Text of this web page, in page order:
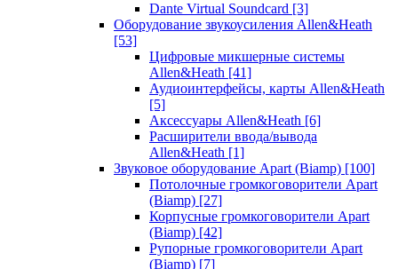
Dante Virtual Soundcard [3]
Оборудование звукоусиления Allen&Heath
[53]
Цифровые микшерные системы
Allen&Heath [41]
Аудиоинтерфейсы, карты Allen&Heath
[5]
Аксессуары Allen&Heath [6]
Расширители ввода/вывода
Allen&Heath [1]
Звуковое оборудование Apart (Biamp) [100]
Потолочные громкоговорители Apart
(Biamp) [27]
Корпусные громкоговорители Apart
(Biamp) [42]
Рупорные громкоговорители Apart
(Biamp) [7]